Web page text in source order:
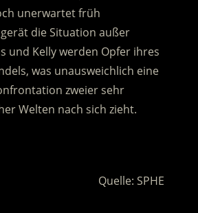
unerwartet früh
die Situation außer
und Kelly werden Opfer ihres
was unausweichlich eine
zweier sehr
Welten nach sich zieht.
Quelle: SPHE